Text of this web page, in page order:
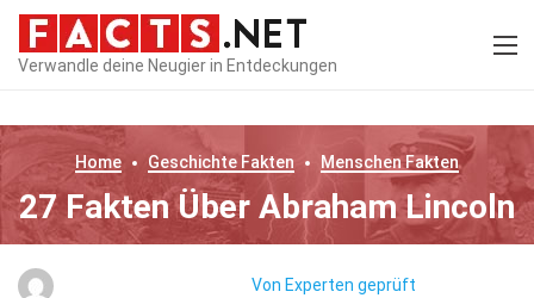
Verwandle deine Neugier in Entdeckungen
Home Geschichte Fakten MenschenFakten
27 Fakten Über Abraham Lincoln
Von Experten geprüft